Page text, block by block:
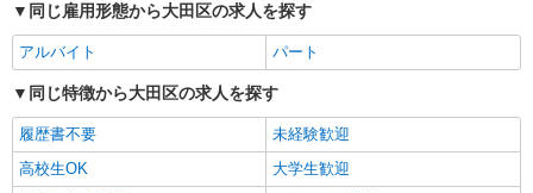
同じ雇用形態から大田区の求人を探す
アルバイト パート
同じ特徴から大田区の求人を探す
履歴書不要
未経験歓迎
高校生OK
大学生歓迎